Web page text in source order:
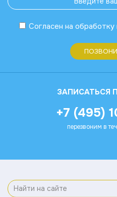
Согласен на обработку
ЗАПИСАТЬСЯ
+7 (495)
перезвоним в